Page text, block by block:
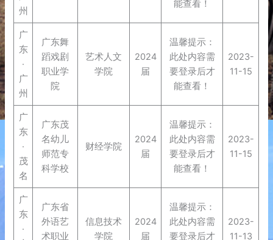
州
能查看！
广
东
·
广
州
广东舞
蹈戏剧
职业学
院
艺术人文
学院
2024
届
温馨提示：
此处内容需
要登录后才
能查看！
2023-
11-15
广
东
·
茂
名
广东茂
名幼儿
师范专
科学校
财经学院
2024
届
温馨提示：
此处内容需
要登录后才
能查看！
2023-
11-15
广
东
·
广东省
外语艺
术职业
信息技术
学院
2024
届
温馨提示：
此处内容需
要登录后才
2023-
11-13